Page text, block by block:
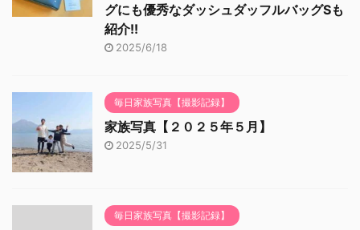
グにも優秀なダッシュダッフルバッグSも
紹介!!
2025/6/18
毎日家族写真【撮影記録】
家族写真【２０２５年５月】
2025/5/31
毎日家族写真【撮影記録】